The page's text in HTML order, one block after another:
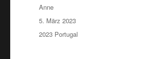
Autor
Anne
Veröffentlicht
am
5. März 2023
Kategorien
2023 Portugal